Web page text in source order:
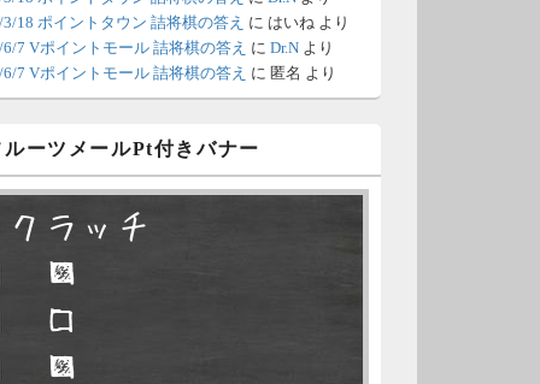
ンスとのことなので、本日分
新は難しいかもしれません。
、6月7日分の更新は昼頃にな
しまいそうです。申し訳ござ
せん。
10:04
不滅.comの本日分の更新が完
ました。
18 ポイントタウン 詰将棋の答え に はいね より
7 Vポイントモール 詰将棋の答え に Dr.N より
7 Vポイントモール 詰将棋の答え に 匿名 より
ーツメールPt付きバナー
クラッチ
■
□
■